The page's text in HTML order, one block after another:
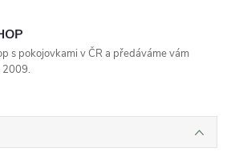
s pokojovkami v ČR a předáváme vám
2009.